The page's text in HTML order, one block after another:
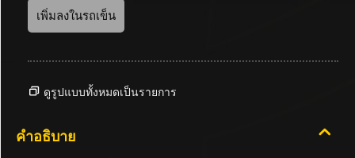
เพิ่มลงในรถเข็น
ดูรูปแบบทั้งหมดเป็นรายการ
คำอธิบาย